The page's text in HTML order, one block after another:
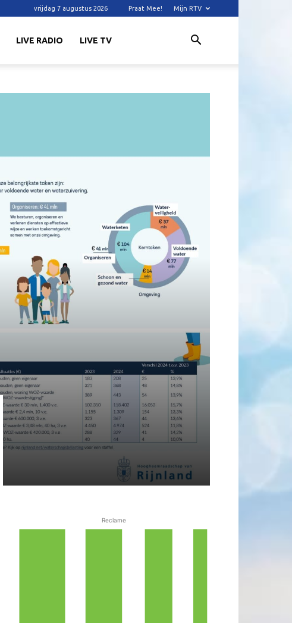
vrijdag 7 augustus 2026 Praat Mee! Mijn RTV
LIVE RADIO LIVE TV
Reclame